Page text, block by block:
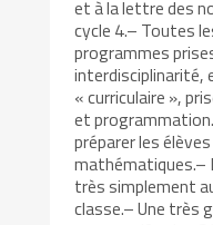
et à la lettre des
cycle 4.– Toutes
programmes
interdisciplinarité,
« curriculaire »,
et
préparer les élèves
mathématiques.–
très simplement
classe.– Une très